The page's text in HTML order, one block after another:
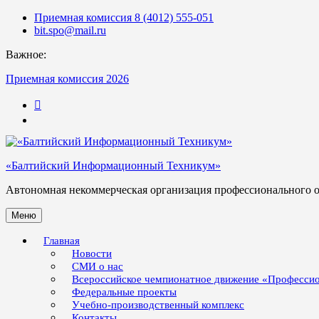
Skip
Приемная комиссия 8 (4012) 555-051
bit.spo@mail.ru
Важное:
Приемная комиссия 2026
«Балтийский Информационный Техникум»
Автономная некоммерческая организация профессионального
Меню
Главная
Новости
СМИ о нас
Всероссийское чемпионатное движение
Федеральные проекты
Учебно-производственный комплекс